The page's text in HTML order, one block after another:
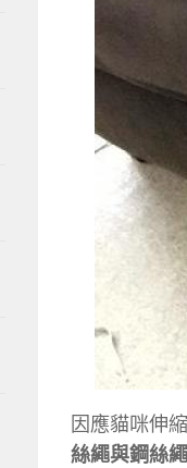
因應貓咪伸
絲繩與鋼絲